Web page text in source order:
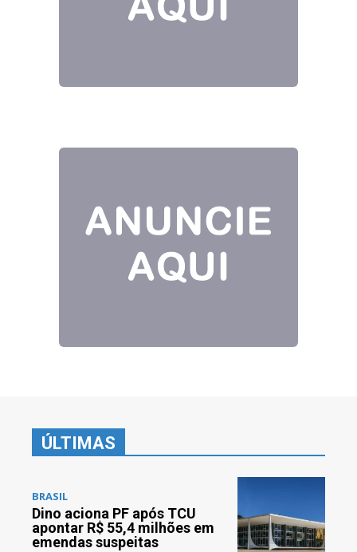
ÚLTIMAS
BRASIL
Dino aciona PF após TCU
apontar R$ 55,4 milhões em
emendas suspeitas